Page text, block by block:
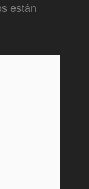
están